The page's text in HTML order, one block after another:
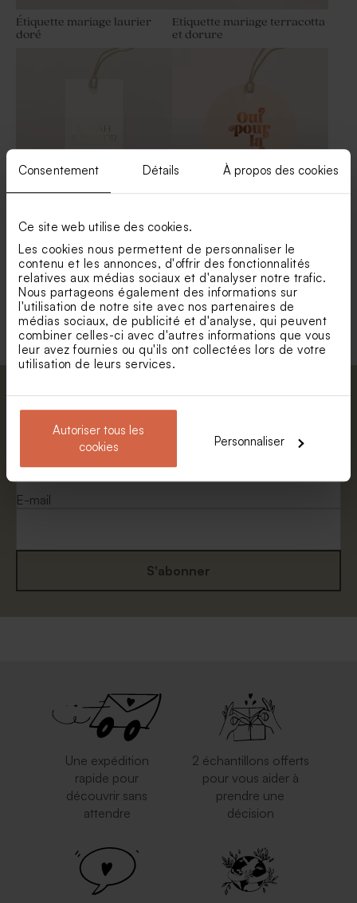
Consentement Détails À propos des cookies
Ce site web utilise des cookies.
Les cookies nous permettent de personnaliser le
contenu et les annonces, d'offrir des fonctionnalités
relatives aux médias sociaux et d'analyser notre trafic.
Nous partageons également des informations sur
l'utilisation de notre site avec nos partenaires de
médias sociaux, de publicité et d'analyse, qui peuvent
combiner celles-ci avec d'autres informations que vous
leur avez fournies ou qu'ils ont collectées lors de votre
utilisation de leurs services.
Autoriser tous les
cookies
Personnaliser
Étiquette mariage laurier
doré
Etiquette mariage terracotta
et dorure
dorés
dorure cuivrée Une vie
d'amour
Voir toute la collection Finition
Abonnez-vous à la newsletter et restez
de réduction.
E-mail
S'abonner
Une expédition
rapide pour
découvrir sans
attendre
2 échantillons offerts
pour vous aider à
prendre une
décision